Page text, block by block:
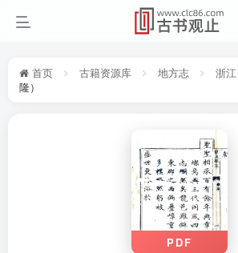
首页 古籍资源库 地方志 浙江
隆）
PDF